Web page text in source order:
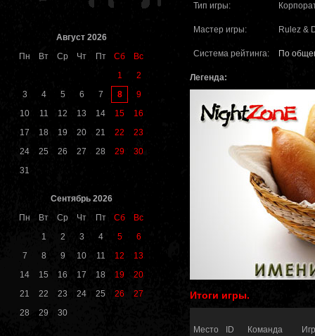
Август 2026
Пн
Вт Ср Чт Пт Сб
Вс
1
2
3
4 5 6 7 8
9
10
11 12 13 14 15
16
17
18 19 20 21 22
23
24
25 26 27 28 29
30
31
Сентябрь 2026
Пн
Вт Ср Чт Пт Сб
Вс
1
2 3 4 5
6
7
8 9 10 11 12
13
14
15 16 17 18 19
20
21
22 23 24 25 26
27
28
29 30
Тип игры:
Мастер игры: Rulez &
Система рейтинга: По
Легенда:
Итоги игры.
Место ID Команда